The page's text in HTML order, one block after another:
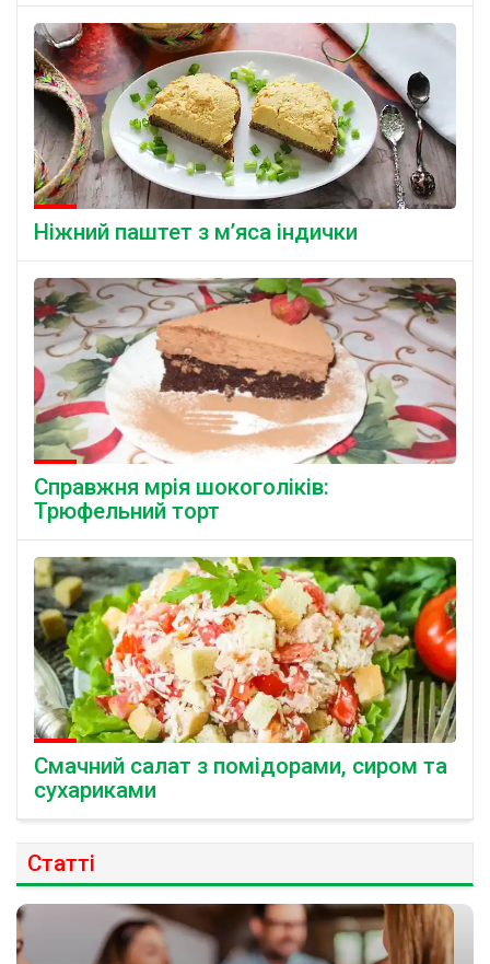
Ніжний паштет з м’яса індички
Справжня мрія шокоголіків:
Трюфельний торт
Смачний салат з помідорами, сиром та
сухариками
Статті